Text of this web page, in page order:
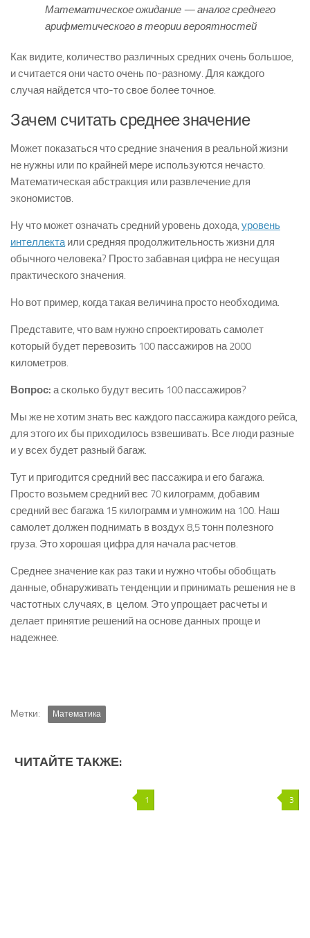
Математическое ожидание — аналог среднего
арифметического в теории вероятностей
Как видите, количество различных средних очень большое,
и считается они часто очень по-разному. Для каждого
случая найдется что-то свое более точное.
Зачем считать среднее значение
Может показаться что средние значения в реальной жизни
не нужны или по крайней мере используются нечасто.
Математическая абстракция или развлечение для
экономистов.
Ну что может означать средний уровень дохода, уровень
интеллектаили средняя продолжительность жизни для
обычного человека? Просто забавная цифра не несущая
практического значения.
Но вот пример, когда такая величина просто необходима.
Представите, что вам нужно спроектировать самолет
который будет перевозить 100 пассажиров на 2000
километров.
Вопрос: а сколько будут весить 100 пассажиров?
Мы же не хотим знать вес каждого пассажира каждого рейса,
для этого их бы приходилось взвешивать. Все люди разные
и у всех будет разный багаж.
Тут и пригодится средний вес пассажира и его багажа.
Просто возьмем средний вес 70 килограмм, добавим
средний вес багажа 15 килограмм и умножим на 100. Наш
самолет должен поднимать в воздух 8,5 тонн полезного
груза. Это хорошая цифра для начала расчетов.
Среднее значение как раз таки и нужно чтобы обобщать
данные, обнаруживать тенденции и принимать решения не в
частотных случаях, в целом. Это упрощает расчеты и
делает принятие решений на основе данных проще и
надежнее.
Метки: Математика
ЧИТАЙТЕ ТАКЖЕ:
1 3